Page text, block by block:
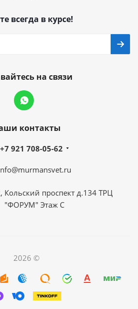
всегда в курсе!
на связи
контакты
+7 921 708-05-62
Кольский проспект д.134 ТРЦ
"ФОРУМ" Этаж С
2026 ©